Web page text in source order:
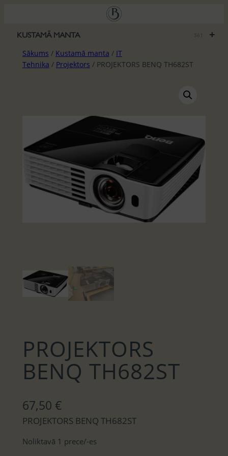
saturu
+
KUSTAMĀ MANTA
Sākums / Kustamā manta / IT
Tehnika / Projektors / PROJEKTORS BENQ TH682ST
PROJEKTORS
BENQ TH682ST
67,50 €
PROJEKTORS BENQ TH682ST
Noliktavā 1 prece/-es